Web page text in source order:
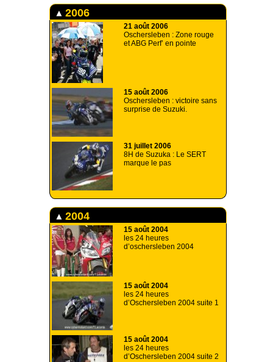
2006
21 août 2006
Oschersleben : Zone rouge
et ABG Perf’ en pointe
15 août 2006
Oschersleben : victoire sans
surprise de Suzuki.
31 juillet 2006
8H de Suzuka : Le SERT
marque le pas
2004
15 août 2004
les 24 heures
d’oschersleben 2004
15 août 2004
les 24 heures
d’Oschersleben 2004 suite 1
15 août 2004
les 24 heures
d’Oschersleben 2004 suite 2